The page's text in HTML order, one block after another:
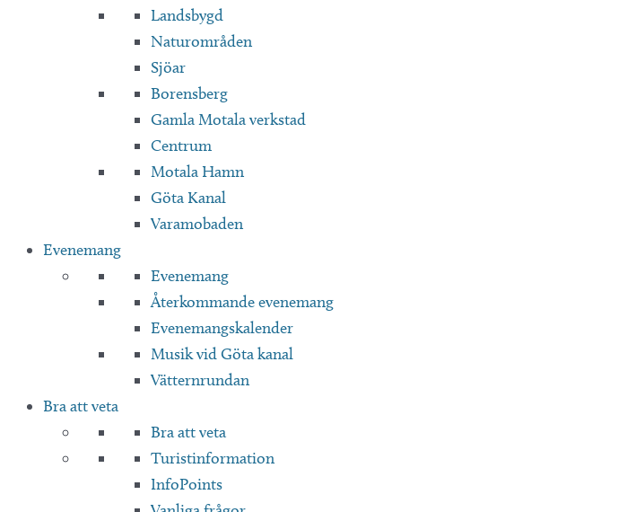
Landsbygd
Naturområden
Sjöar
Borensberg
Gamla Motala verkstad
Centrum
Motala Hamn
Göta Kanal
Varamobaden
Evenemang
Evenemang
Återkommande evenemang
Evenemangskalender
Musik vid Göta kanal
Vätternrundan
Bra att veta
Bra att veta
Turistinformation
InfoPoints